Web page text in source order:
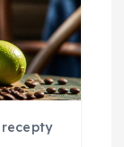
recepty